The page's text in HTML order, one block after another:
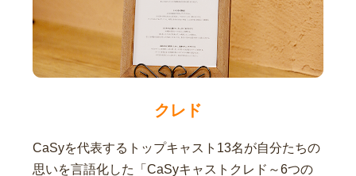
クレド
CaSyを代表するトップキャスト13名が自分たちの
思いを言語化した「CaSyキャストクレド～6つの